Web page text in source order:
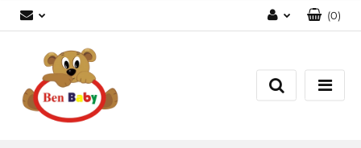
Zarejestruj się
Dodaj zgłoszenie
(0)